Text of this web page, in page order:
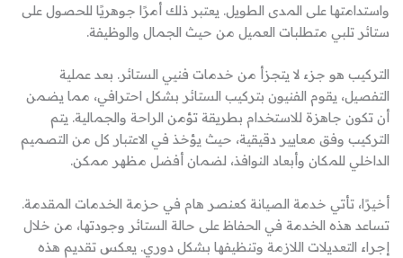
واستدامتها على المدى الطويل. يعتبر ذلك أمرًا جوهريًا للحصول على
ستائر تلبي متطلبات العميل من حيث الجمال والوظيفة.
التركيب هو جزء لا يتجزأ من خدمات فنيي الستائر. بعد عملية
التفصيل، يقوم الفنيون بتركيب الستائر بشكل احترافي، مما يضمن
أن تكون جاهزة للاستخدام بطريقة تؤمن الراحة والجمالية. يتم
التركيب وفق معايير دقيقية، حيث يؤخذ في الاعتبار كل من التصميم
الداخلي للمكان وأبعاد النوافذ، لضمان أفضل مظهر ممكن.
أخيرًا، تأتي خدمة الصيانة كعنصر هام في حزمة الخدمات المقدمة.
تساعد هذه الخدمة في الحفاظ على حالة الستائر وجودتها، من خلال
إجراء التعديلات اللازمة وتنظيفها بشكل دوري. يعكس تقديم هذه